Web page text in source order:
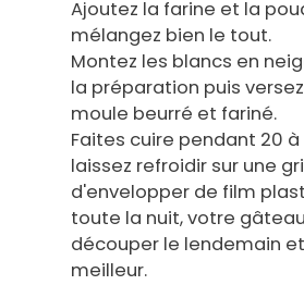
Ajoutez la farine et la
mélangez bien le tout.
Montez les blancs en
la préparation puis
moule beurré et fariné.
Faites cuire pendant 20
laissez refroidir sur une
d'envelopper de film
toute la nuit, votre
découper le lendemain
meilleur.